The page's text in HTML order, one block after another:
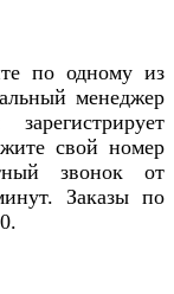
по одному из
менеджер
свой номер
звонок от
Заказы по